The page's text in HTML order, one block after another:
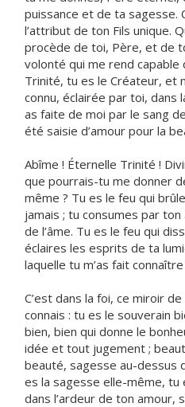
puissance et de ta sagesse.
l’attribut de ton Fils unique.
procède de toi, Père, et de
volonté qui me rend capable
Trinité, tu es le Créateur, et
connu, éclairée par toi, dans
as faite de moi par le sang
été saisie d’amour pour la
Abîme ! Éternelle Trinité !
que pourrais-tu me donner
même ? Tu es le feu qui
jamais ; tu consumes par
de l’âme. Tu es le feu qui
éclaires les esprits de ta
laquelle tu m’as fait
C’est dans la foi, ce miroir
connais : tu es le souverain
bien, bien qui donne le
idée et tout jugement ;
beauté, sagesse au-dessus
es la sagesse elle-même, tu
dans l’ardeur de ton amour,